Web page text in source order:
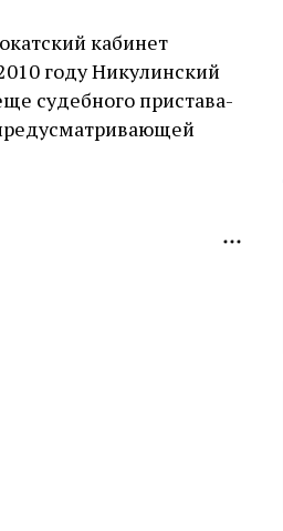
кабинет
году Никулинский
судебного пристава-